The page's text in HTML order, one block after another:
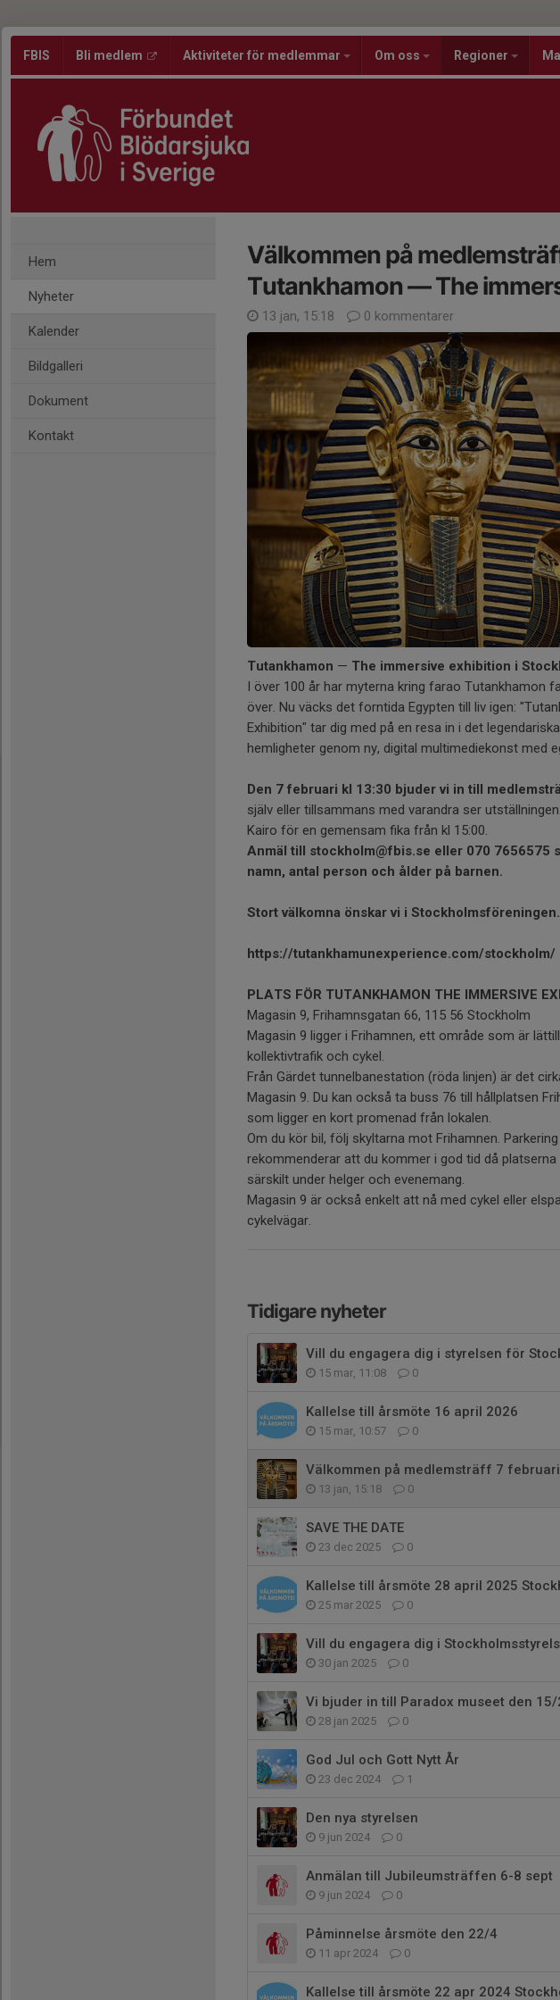
FBIS Bli medlem Aktiviteter för medlemmar Om oss Regioner
Hem
Nyheter
Kalender
Bildgalleri
Dokument
Kontakt
Välkommen på
Tutankhamon — The
13 jan, 15:18 0 kommentarer
Tutankhamon — The immersive exhibition i
I över 100 år har myterna kring farao Tutankhamon
över. Nu väcks det forntida Egypten till liv igen:
Exhibition" tar dig med på en resa in i det
hemligheter genom ny, digital multimediekonst med
Den 7 februari kl 13:30 bjuder vi in till
själv eller tillsammans med varandra ser
Kairo för en gemensam fika från kl 15:00.
Anmäl till stockholm@fbis.se eller 070 7656575
namn, antal person och ålder på barnen.
Stort välkomna önskar vi i Stockholmsföreningen.
https://tutankhamunexperience.com/stockholm/
PLATS FÖR TUTANKHAMON THE IMMERSIVE
Magasin 9, Frihamnsgatan 66, 115 56 Stockholm
Magasin 9 ligger i Frihamnen, ett område som är
kollektivtrafik och cykel.
Från Gärdet tunnelbanestation (röda linjen) är det
Magasin 9. Du kan också ta buss 76 till hållplatsen
som ligger en kort promenad från lokalen.
Om du kör bil, följ skyltarna mot Frihamnen.
rekommenderar att du kommer i god tid då platserna
särskilt under helger och evenemang.
Magasin 9 är också enkelt att nå med cykel eller
cykelvägar.
Tidigare nyheter
Vill du engagera dig i styrelsen för
15 mar, 11:08 0
Kallelse till årsmöte 16 april 2026
15 mar, 10:57 0
Välkommen på medlemsträff 7
13 jan, 15:18 0
SAVE THE DATE
23 dec 2025 0
Kallelse till årsmöte 28 april 2025
25 mar 2025 0
Vill du engagera dig i
30 jan 2025 0
Vi bjuder in till Paradox museet den 15/
28 jan 2025 0
God Jul och Gott Nytt År
23 dec 2024 1
Den nya styrelsen
9 jun 2024 0
Anmälan till Jubileumsträffen 6-8 sept
9 jun 2024 0
Påminnelse årsmöte den 22/4
11 apr 2024 0
Kallelse till årsmöte 22 apr 2024